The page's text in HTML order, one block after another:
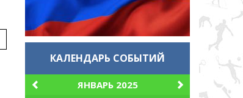
КАЛЕНДАРЬ СОБЫТИЙ
ЯНВАРЬ 2025